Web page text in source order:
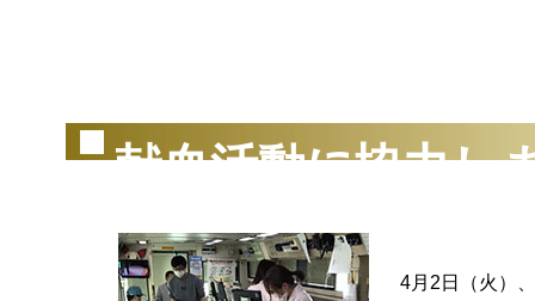
献血活動に協力し
4月2日（火）、